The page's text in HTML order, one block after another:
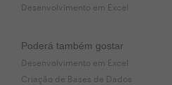
Desenvolvimento em Excel
Poderá também gostar
Desenvolvimento em Excel
Criação de Bases de Dados